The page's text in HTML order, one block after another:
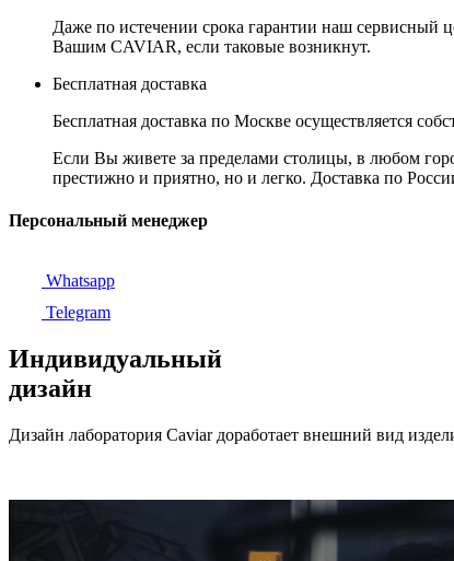
Даже по истечении срока гарантии наш сервисный
Вашим CAVIAR, если таковые возникнут.
Бесплатная доставка
Бесплатная доставка по Москве осуществляется
Если Вы живете за пределами столицы, в любом
престижно и приятно, но и легко. Доставка по
Персональный менеджер
Whatsapp
Telegram
Индивидуальный
дизайн
Дизайн лаборатория Caviar доработает внешний вид